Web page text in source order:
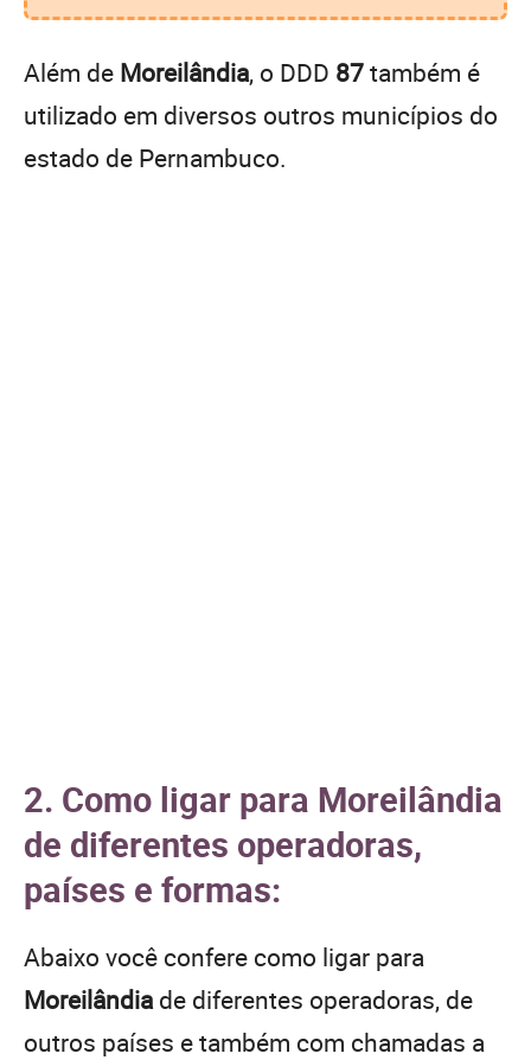
Além de Moreilândia, o DDD 87também é
utilizado em diversos outros municípios do
estado de Pernambuco.
2. Como ligar para Moreilândia
de diferentes operadoras,
países e formas:
Abaixo você confere como ligar para
Moreilândia de diferentes operadoras, de
outros países e também com chamadas a